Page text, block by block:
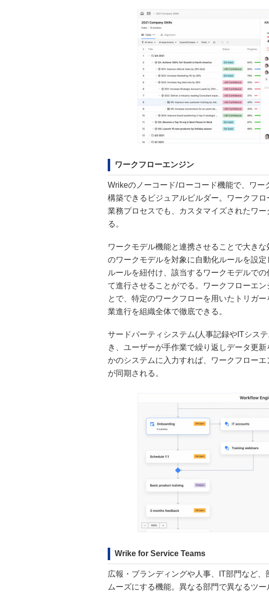
ワークフローエンジン
Wrikeのノーコード/ローコード機能で、ワ
構築できるビジュアルビルダー。ワークフ
業務プロセスでも、カスタマイズされたワ
る。
ワークモデル機能と連携させることで大き
のワークモデルを対象に自動化ルールを設
ルールを紐付け、該当するワークモデルで
て進行させることがでる。ワークフローエ
とで、特定のワークフローを用いたトリガ
業進行を組織全体で徹底できる。
サードパーティシステム(人事記録やITシス
き、ユーザーが手作業で繰り返しデータ更
かのシステムに入力すれば、ワークフロー
が同期される。
Wrike for Service Teams
広報・ブランディングや人事、IT部門など
ムーズにする機能。異なる部門で異なるツ